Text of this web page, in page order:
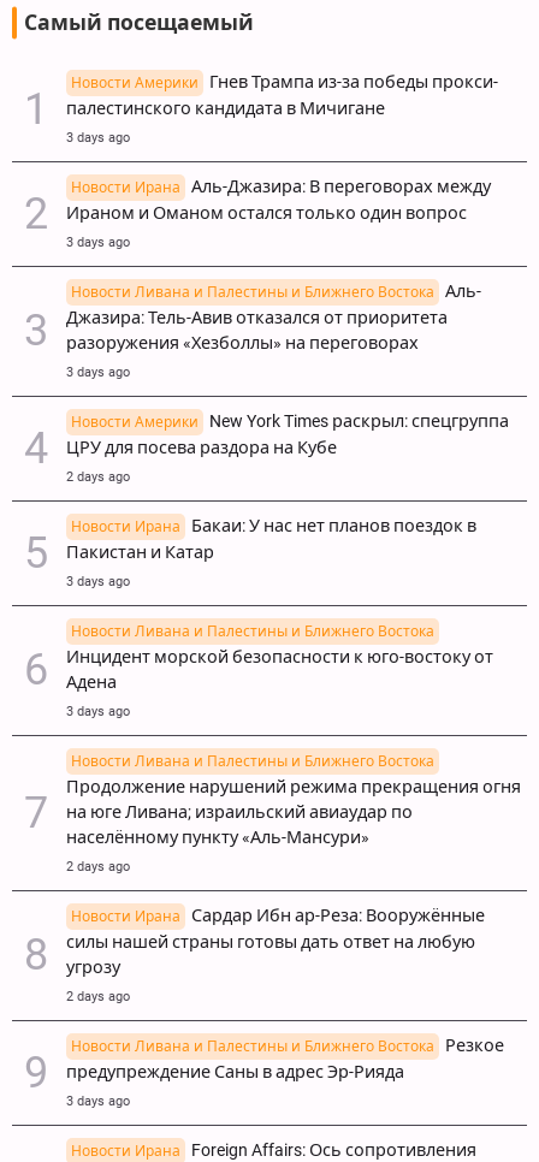
Самый посещаемый
Новости Америки
Гнев Трампа из-за победы прокси-
палестинского кандидата в Мичигане
3 days ago
Новости Ирана
Аль-Джазира: В переговорах между
Ираном и Оманом остался только один вопрос
3 days ago
Новости Ливана и Палестины и Ближнего Востока
Аль-
Джазира: Тель-Авив отказался от приоритета
разоружения «Хезболлы» на переговорах
3 days ago
Новости Америки
New York Times раскрыл: спецгруппа
ЦРУ для посева раздора на Кубе
2 days ago
Новости Ирана
Бакаи: У нас нет планов поездок в
Пакистан и Катар
3 days ago
Новости Ливана и Палестины и Ближнего Востока
Инцидент морской безопасности к юго-востоку от
Адена
3 days ago
Новости Ливана и Палестины и Ближнего Востока
Продолжение нарушений режима прекращения огня
на юге Ливана; израильский авиаудар по
населённому пункту «Аль-Мансури»
2 days ago
Новости Ирана
Сардар Ибн ар-Реза: Вооружённые
силы нашей страны готовы дать ответ на любую
угрозу
2 days ago
Новости Ливана и Палестины и Ближнего Востока
Резкое
предупреждение Саны в адрес Эр-Рияда
3 days ago
Новости Ирана
Foreign Affairs: Ось сопротивления